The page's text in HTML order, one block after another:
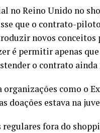
Reino Unido no
que o contrato-
novos
é permitir apenas
o contrato
como o
doações estava na
fora do